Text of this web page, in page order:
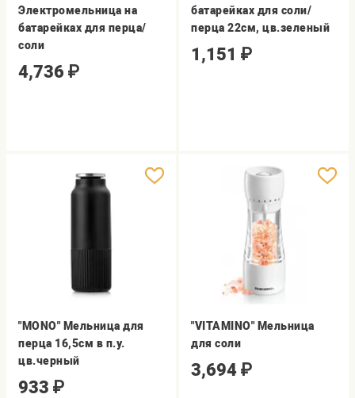
Электромельница на
батарейках для перца/
соли
4,736 ₽
батарейках для соли/
перца 22см, цв.зеленый
1,151 ₽
"MONO" Мельница для
перца 16,5см в п.у.
цв.черный
933 ₽
"VITAMINO" Мельница
для соли
3,694 ₽